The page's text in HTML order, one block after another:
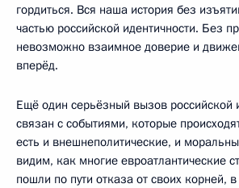
гордиться. Вся наша история без
частью российской идентичности. Без
невозможно взаимное доверие и
вперёд.
Ещё один серьёзный вызов российской
связан с событиями, которые
есть и внешнеполитические, и
видим, как многие евроатлантические
пошли по пути отказа от своих корней,